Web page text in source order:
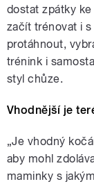
dostat zpátky
začít trénovat i
protáhnout,
trénink i
styl chůze.
Vhodnější je
„Je vhodný
aby mohl
maminky s